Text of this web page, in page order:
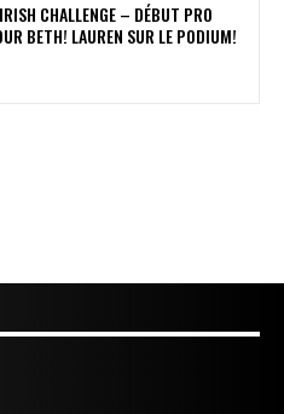
CHALLENGE – DÉBUT PRO
BETH! LAUREN SUR LE PODIUM!